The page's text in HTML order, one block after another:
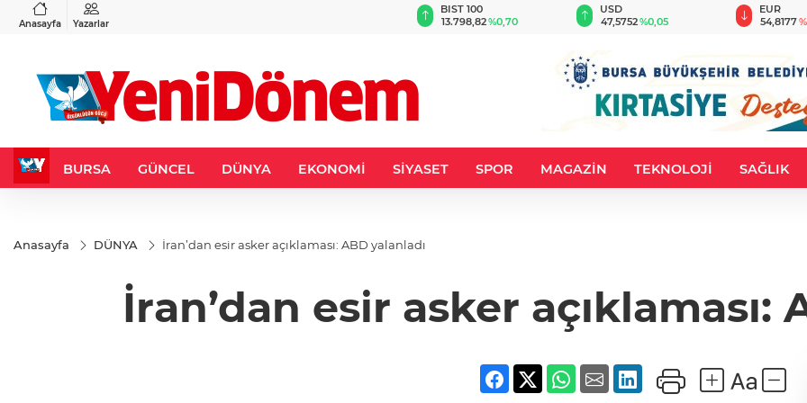
Anasayfa Yazarlar
%0,37
BIST 100
13.798,82%0,70
USD
47,5752%0,05
EUR
54,8177
BURSA GÜNCEL DÜNYA EKONOMİ SİYASET SPOR MAGAZİN TEKNOLOJİ SAĞLIK
Anasayfa DÜNYA İran’dan esir asker açıklaması: ABD yalanladı
İran’dan esir asker açıklaması: